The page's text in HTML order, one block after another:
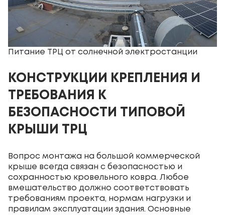
Питание ТРЦ от солнечной электростанции
КОНСТРУКЦИИ КРЕПЛЕНИЯ И
ТРЕБОВАНИЯ К
БЕЗОПАСНОСТИ ТИПОВОЙ
КРЫШИ ТРЦ
Вопрос монтажа на большой коммерческой
крыше всегда связан с безопасностью и
сохранностью кровельного ковра. Любое
вмешательство должно соответствовать
требованиям проекта, нормам нагрузки и
правилам эксплуатации здания. Основные